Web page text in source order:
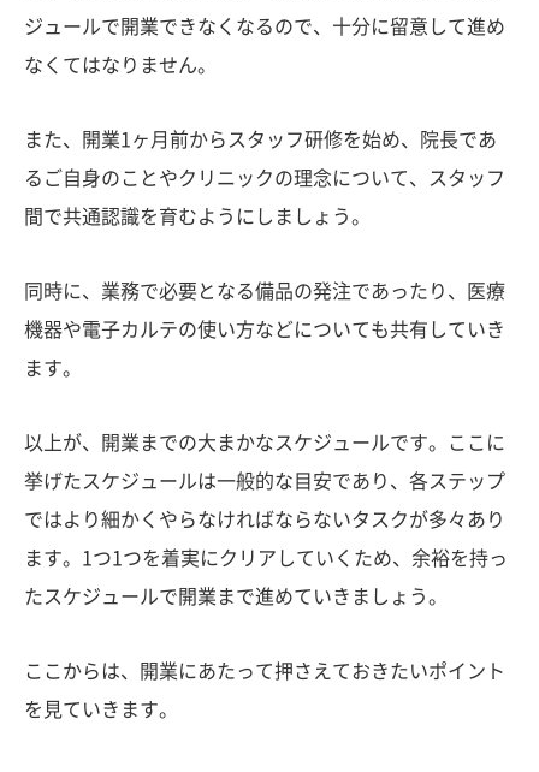
ジュールで開業できなくなるので、十分に留意して進め
なくてはなりません。
また、開業1ヶ月前からスタッフ研修を始め、院長であ
るご自身のことやクリニックの理念について、スタッフ
間で共通認識を育むようにしましょう。
同時に、業務で必要となる備品の発注であったり、医療
機器や電子カルテの使い方などについても共有していき
ます。
以上が、開業までの大まかなスケジュールです。ここに
挙げたスケジュールは一般的な目安であり、各ステップ
ではより細かくやらなければならないタスクが多々あり
ます。1つ1つを着実にクリアしていくため、余裕を持っ
たスケジュールで開業まで進めていきましょう。
ここからは、開業にあたって押さえておきたいポイント
を見ていきます。